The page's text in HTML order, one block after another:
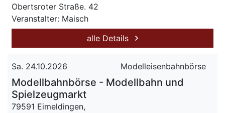
Obertsroter Straße. 42
Veranstalter: Maisch
alle Details
Sa. 24.10.2026 Modelleisenbahnbörse
Modellbahnbörse - Modellbahn und
Spielzeugmarkt
79591 Eimeldingen,